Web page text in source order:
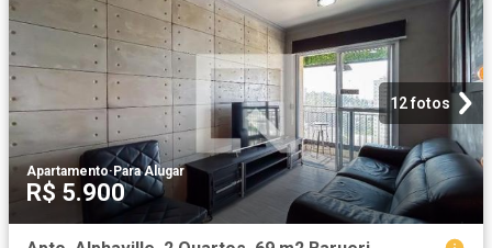
12 fotos
Apartamento·Para Alugar
R$ 5.900